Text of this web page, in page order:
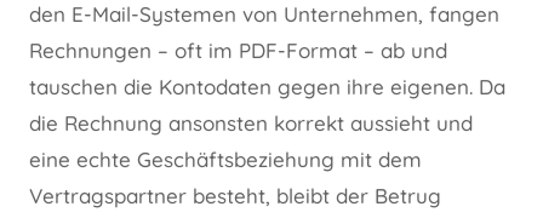
den E-Mail-Systemen von Unternehmen, fangen
Rechnungen – oft im PDF-Format – ab und
tauschen die Kontodaten gegen ihre eigenen. Da
die Rechnung ansonsten korrekt aussieht und
eine echte Geschäftsbeziehung mit dem
Vertragspartner besteht, bleibt der Betrug